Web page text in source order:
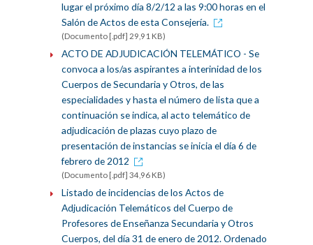
lugar el próximo día 8/2/12 a las 9:00 horas en el
Salón de Actos de esta Consejería.
(Documento [.pdf] 29,91 KB)
ACTO DE ADJUDICACIÓN TELEMÁTICO - Se
convoca a los/as aspirantes a interinidad de los
Cuerpos de Secundaria y Otros, de las
especialidades y hasta el número de lista que a
continuación se indica, al acto telemático de
adjudicación de plazas cuyo plazo de
presentación de instancias se inicia el día 6 de
febrero de 2012
(Documento [.pdf] 34,96 KB)
Listado de incidencias de los Actos de
Adjudicación Telemáticos del Cuerpo de
Profesores de Enseñanza Secundaria y Otros
Cuerpos, del día 31 de enero de 2012. Ordenado